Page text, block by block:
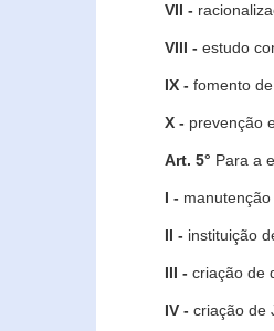
VII -
VIII - estudo
IX - fomento
X - prevenção
Art. 5° Para a
I -
II - instituição
III - criação de
IV - criação de